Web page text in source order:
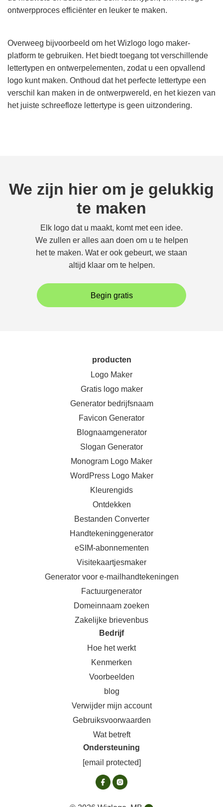
ontwerpproces efficiënter en leuker te maken.
Overweeg bijvoorbeeld om het Wizlogo logo maker-
platform te gebruiken. Het biedt toegang tot verschillende
lettertypen en ontwerpelementen, zodat u een opvallend
logo kunt maken. Onthoud dat het perfecte lettertype een
verschil kan maken in de ontwerpwereld, en het kiezen van
het juiste schreefloze lettertype is geen uitzondering.
We zijn hier om je gelukkig
te maken
Elk logo dat u maakt, komt met een idee.
We zullen er alles aan doen om u te helpen
het te maken. Wat er ook gebeurt, we staan
altijd klaar om te helpen.
Begin gratis
producten
Logo Maker
Gratis logo maker
Generator bedrijfsnaam
Favicon Generator
Blognaamgenerator
Slogan Generator
Monogram Logo Maker
WordPress Logo Maker
Kleurengids
Ontdekken
Bestanden Converter
Handtekeninggenerator
eSIM-abonnementen
Visitekaartjesmaker
Generator voor e-mailhandtekeningen
Factuurgenerator
Domeinnaam zoeken
Zakelijke brievenbus
Bedrijf
Hoe het werkt
Kenmerken
Voorbeelden
blog
Verwijder mijn account
Gebruiksvoorwaarden
Wat betreft
Ondersteuning
[email protected]